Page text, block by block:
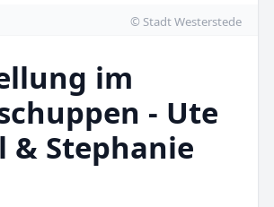
© Stadt Westerstede
im
- Ute
& Stephanie